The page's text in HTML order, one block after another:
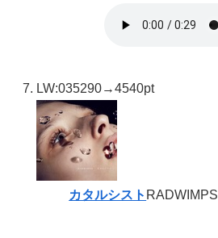
LW:035290→4540pt
カタルシスト RADWIMPS